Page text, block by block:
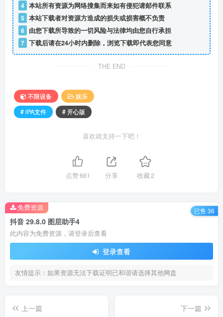
4 本站所有资源为网络搜集而来如有侵犯请邮件联系
5 本站下载者对资源方造成的损失或损害概不负责
6 由您下载所导致的一切风险与法律均由您自行承担
7 下载后请在24小时内删除，浏览下载即代表您同意
THE END
不限设备
娱乐
# iPA文件
# 开心版
喜欢就支持一下吧！
点赞661 分享 收藏2
抖音 29.8.0 图层助手4
此内容为免费资源，请登录后查看
登录查看
友情提示：如果资源无法下载证明已和谐请选择其他网盘
免费资源 已售 36
上一篇
下一篇